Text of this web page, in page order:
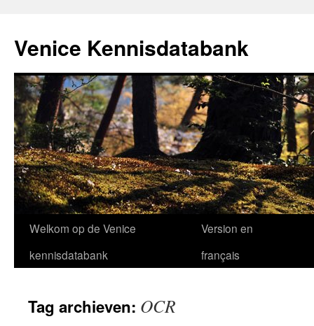
Venice Kennisdatabank
Ga
naar
inhoud
Welkom op de Venice
kennisdatabank
Version en
français
Tag archieven: OCR